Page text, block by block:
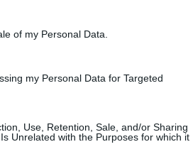
of my Personal Data.
my Personal Data for Targeted
Use, Retention, Sale, and/or Sharing
Unrelated with the Purposes for which it